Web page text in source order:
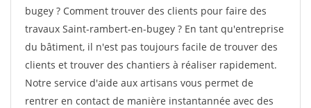
bugey ? Comment trouver des clients pour faire des
travaux Saint-rambert-en-bugey ? En tant qu'entreprise
du bâtiment, il n'est pas toujours facile de trouver des
clients et trouver des chantiers à réaliser rapidement.
Notre service d'aide aux artisans vous permet de
rentrer en contact de manière instantannée avec des